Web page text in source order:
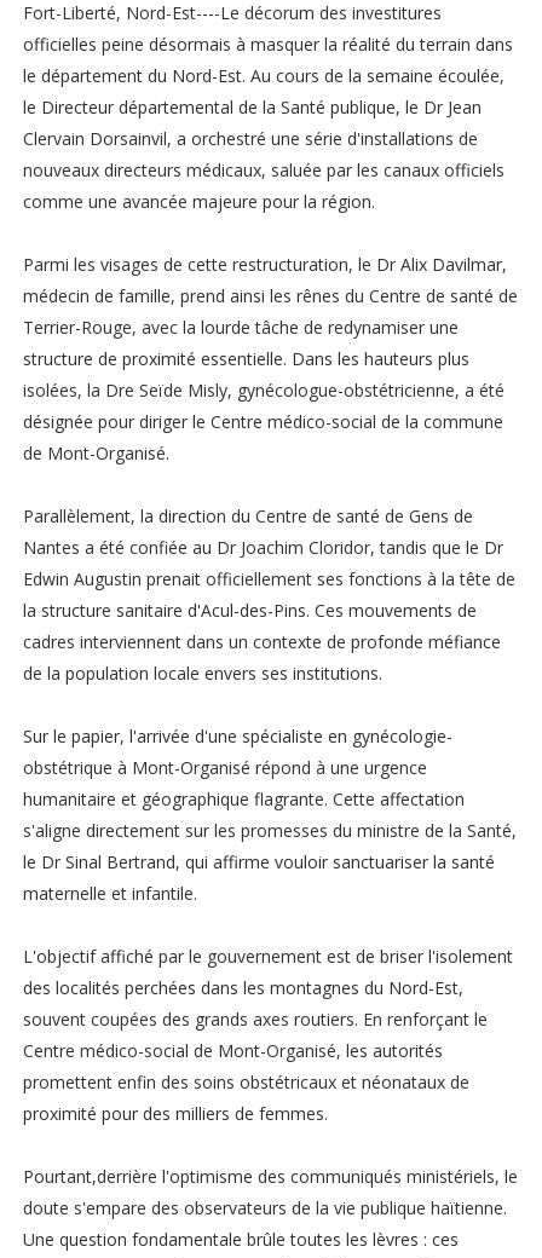
Fort-Liberté, Nord-Est----Le décorum des investitures
officielles peine désormais à masquer la réalité du terrain dans
le département du Nord-Est. Au cours de la semaine écoulée,
le Directeur départemental de la Santé publique, le Dr Jean
Clervain Dorsainvil, a orchestré une série d'installations de
nouveaux directeurs médicaux, saluée par les canaux officiels
comme une avancée majeure pour la région.
Parmi les visages de cette restructuration, le Dr Alix Davilmar,
médecin de famille, prend ainsi les rênes du Centre de santé de
Terrier-Rouge, avec la lourde tâche de redynamiser une
structure de proximité essentielle. Dans les hauteurs plus
isolées, la Dre Seïde Misly, gynécologue-obstétricienne, a été
désignée pour diriger le Centre médico-social de la commune
de Mont-Organisé.
Parallèlement, la direction du Centre de santé de Gens de
Nantes a été confiée au Dr Joachim Cloridor, tandis que le Dr
Edwin Augustin prenait officiellement ses fonctions à la tête de
la structure sanitaire d'Acul-des-Pins. Ces mouvements de
cadres interviennent dans un contexte de profonde méfiance
de la population locale envers ses institutions.
Sur le papier, l'arrivée d'une spécialiste en gynécologie-
obstétrique à Mont-Organisé répond à une urgence
humanitaire et géographique flagrante. Cette affectation
s'aligne directement sur les promesses du ministre de la Santé,
le Dr Sinal Bertrand, qui affirme vouloir sanctuariser la santé
maternelle et infantile.
L'objectif affiché par le gouvernement est de briser l'isolement
des localités perchées dans les montagnes du Nord-Est,
souvent coupées des grands axes routiers. En renforçant le
Centre médico-social de Mont-Organisé, les autorités
promettent enfin des soins obstétricaux et néonataux de
proximité pour des milliers de femmes.
Pourtant,derrière l'optimisme des communiqués ministériels, le
doute s'empare des observateurs de la vie publique haïtienne.
Une question fondamentale brûle toutes les lèvres : ces